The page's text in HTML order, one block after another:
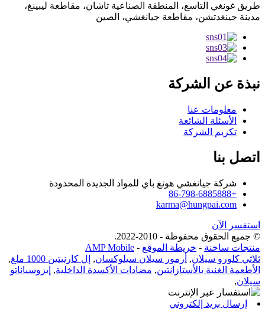
طريق غونغي التاسع، المنطقة الصناعية تاشان، مقاطعة ليبينغ،
مدينة جينغدتشن، مقاطعة جيانغشي، الصين
نبذة عن الشركة
معلومات عنا
الأسئلة الشائعة
تكريم الشركة
اتصل بنا
شركة جيانغشي هونغ باي للمواد الجديدة المحدودة
+86-798-6885888
karma@hungpai.com
استفسر الآن
© جميع الحقوق محفوظة - 2010-2022.
منتجات ساخنة - خريطة الموقع -
AMP Mobile
ثلاثي كلورو سيلان, أرمور سيلان سيلوكسان, إل كارنيتين 1000 ملغ
,
الأطعمة الغنية بالأستازانتين, مضادات الأكسدة الداخلية, إيزوسياناتو
سيلان,
إرسال بريد إلكتروني